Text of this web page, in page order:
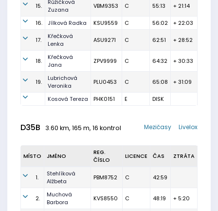
15.
Růžičková
Zuzana
VBM9353 C 55:13 + 21:14
16. Jílková Radka KSU9559 C 56:02 + 22:03
17.
Křečková
Lenka
ASU9271 C 62:51 + 28:52
18.
Křečková
Jana
ZPV9999 C 64:32 + 30:33
19.
Lubrichová
Veronika
PLU0453 C 65:08 + 31:09
Kosová Tereza PHK0151 E DISK
D35B 3.60 km, 165 m, 16 kontrol Livelox
Mezičasy
MÍSTO JMÉNO
REG.
ČÍSLO
LICENCE ČAS ZTRÁTA
1.
Stehlíková
Alžbeta
PBM8752 C 42:59
2.
Muchová
Barbora
KVS8550 C 48:19 + 5:20